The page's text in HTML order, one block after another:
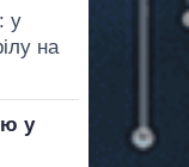
у
на
у